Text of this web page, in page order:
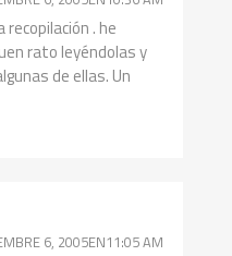
recopilación . he
rato leyéndolas y
de ellas. Un
6, 2005EN11:05 AM